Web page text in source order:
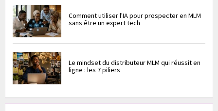
Comment utiliser l'IA pour prospecter en MLM
sans être un expert tech
Le mindset du distributeur MLM qui réussit en
ligne : les 7 piliers